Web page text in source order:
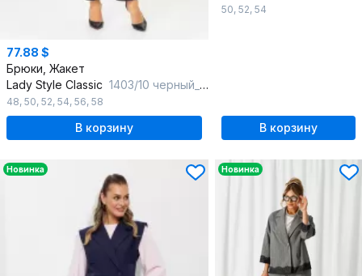
77.88 $
Брюки, Жакет
Lady Style Classic 1403/10 черный_с_фиолетовым
48, 50, 52, 54, 56, 58
В корзину
50, 52, 54
В корзину
Новинка Новинка